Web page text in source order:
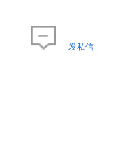
发私信